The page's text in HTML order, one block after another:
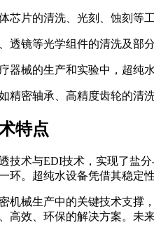
片的清洗、光刻、蚀刻等工
镜等光学组件的清洗及部分
械的生产和实验中，超纯水
密轴承、高精度齿轮的清洗
特点
术与EDI技术，实现了盐分
环。超纯水设备凭借其稳定
械生产中的关键技术支撑，
高效、环保的解决方案。未